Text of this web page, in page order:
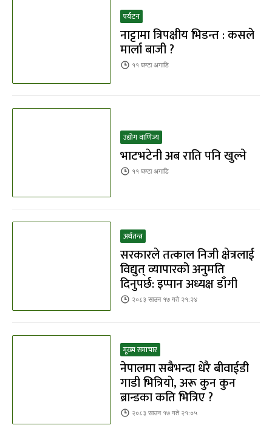
पर्यटन
नाट्टामा त्रिपक्षीय भिडन्त : कसले
मार्ला बाजी ?
११ घण्टाअगाडि
उद्योग वाणिज्य
भाटभटेनी अब राति पनि खुल्ने
११ घण्टाअगाडि
अर्थतन्त्र
सरकारले तत्काल निजी क्षेत्रलाई
विद्युत् व्यापारको अनुमति
दिनुपर्छ: इप्पान अध्यक्ष डाँगी
२०८३ साउन १७ गते २१:२४
मूख्य समाचार
नेपालमा सबैभन्दा धेरै बीवाईडी
गाडी भित्रियाे, अरू कुन कुन
ब्रान्डका कति भित्रिए ?
२०८३ साउन १७ गते २१:०५